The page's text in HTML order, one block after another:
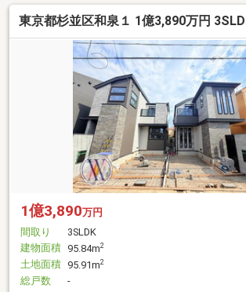
東京都杉並区和泉１ 1億3,890万円
1億3,890万円
間取り
3SLDK
建物面積 95.84m2
土地面積 95.91m2
総戸数
-